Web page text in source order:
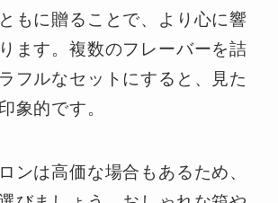
もに贈ることで、より心に響
ます。複数のフレーバーを詰
フルなセットにすると、見た
象的です。
ンは高価な場合もあるため、